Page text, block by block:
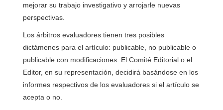
mejorar su trabajo investigativo y arrojarle nuevas
perspectivas.
Los árbitros evaluadores tienen tres posibles
dictámenes para el artículo: publicable, no publicable o
publicable con modificaciones. El Comité Editorial o el
Editor, en su representación, decidirá basándose en los
informes respectivos de los evaluadores si el artículo se
acepta o no.